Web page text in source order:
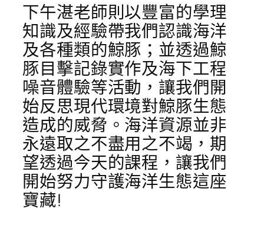
下午湛老師則以豐富的學理
知識及經驗帶我們認識海洋
及各種類的鯨豚；並透過鯨
豚目擊記錄實作及海下工程
噪音體驗等活動，讓我們開
始反思現代環境對鯨豚生態
造成的威脅。海洋資源並非
永遠取之不盡用之不竭，期
望透過今天的課程，讓我們
開始努力守護海洋生態這座
寶藏!